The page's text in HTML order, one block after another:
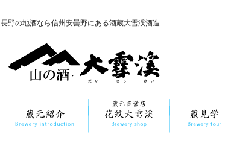
長野の地酒なら信州安曇野にある酒蔵大雪渓酒造